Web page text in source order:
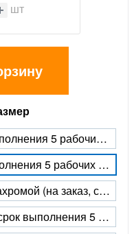
шт
140x210 см (на заказ, срок выполнения 5 рабочих дней)
90x135 см (на заказ, срок выполнения 5 рабочих дней)
90х135 см двухсторонний с бахромой (на заказ, срок выполнения 5 рабочих дней)
90х135 см на сетке (на заказ, срок выполнения 5 рабочих дней)